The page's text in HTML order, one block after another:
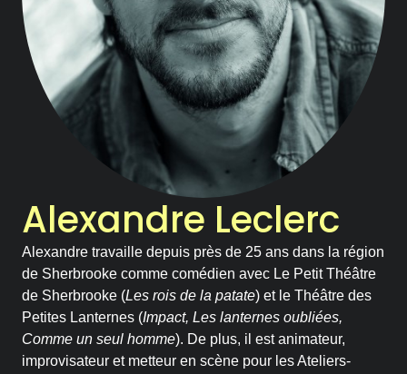
Notre Chambre d’amis
Les Activités
Le Printemps des Ateliers-
théâtre
Les Ateliers-théâtre
Les Rencontres
Les Chroniques
Les Ateliers
Alexandre Leclerc
Alexandre travaille depuis près de 25 ans dans la région
de Sherbrooke comme comédien avec Le Petit Théâtre
de Sherbrooke (Les rois de la patate) et le Théâtre des
Petites Lanternes (Impact, Les lanternes oubliées,
Comme un seul homme). De plus, il est animateur,
improvisateur et metteur en scène pour les Ateliers-